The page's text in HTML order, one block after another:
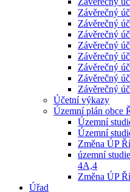
Závěrečný
Závěrečný
Závěrečný
Závěrečný
Závěrečný
Závěrečný
Závěrečný
Závěrečný
Účetní výkazy
Územní plán obce
Územní
Územní
Změna ÚP
územní
4A,4
Změna ÚP
Úřad